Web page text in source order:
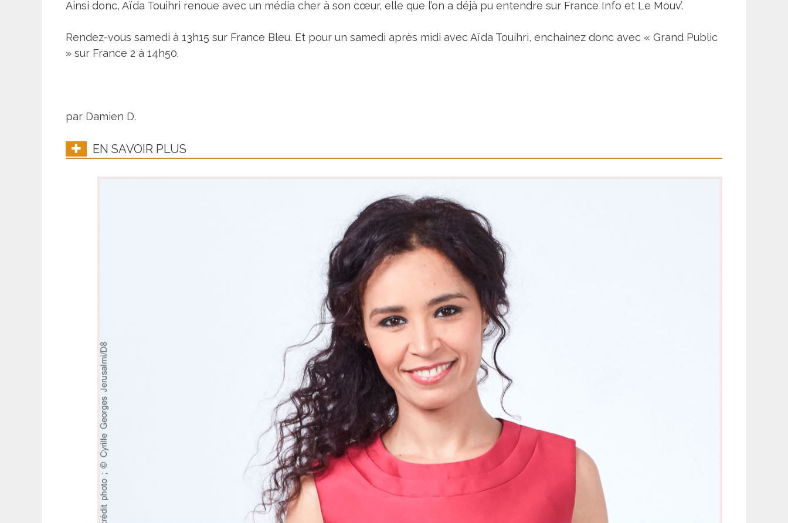
Ainsi donc, Aïda Touihri renoue avec un média cher à son cœur, elle que l’on a déjà pu entendre sur France Info et Le Mouv’.
Rendez-vous samedi à 13h15 sur France Bleu. Et pour un samedi après midi avec Aïda Touihri, enchainez donc avec « Grand Public
» sur France 2 à 14h50.
par Damien D.
EN SAVOIR PLUS